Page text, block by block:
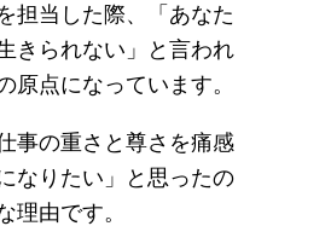
担当した際、「あなた
きられない」と言われ
原点になっています。
事の重さと尊さを痛感
なりたい」と思ったの
理由です。